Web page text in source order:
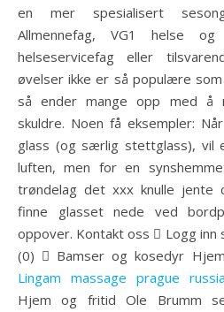
en mer spesialisert
Allmennefag, VG1 helse
helseservicefag eller
øvelser ikke er så populære
så ender mange opp med å
skuldre. Noen få eksempler:
glass (og særlig stettglass),
luften, men for en
trøndelag det xxx knulle jente
finne glasset nede ved
oppover. Kontakt oss  Logg inn
(0)  Bamser og kosedyr
Lingam massage prague
Hjem og fritid Ole Brumm